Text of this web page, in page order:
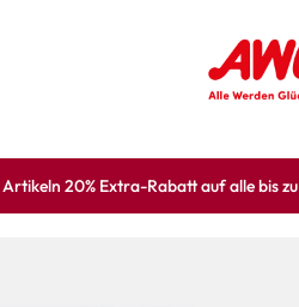
20% Extra-Rabatt auf alle bis zu